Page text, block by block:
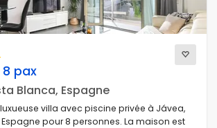
pax
Blanca, Espagne
villa avec piscine privée à Jávea,
pour 8 personnes. La maison est